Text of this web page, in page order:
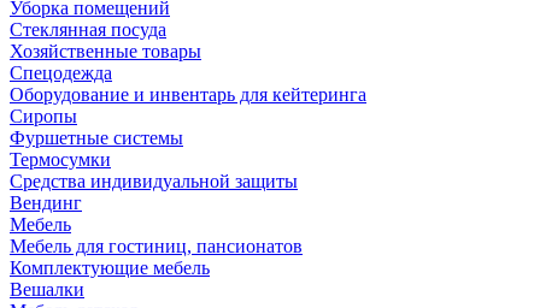
Уборка помещений
Стеклянная посуда
Хозяйственные товары
Спецодежда
Оборудование и инвентарь для кейтеринга
Сиропы
Фуршетные системы
Термосумки
Средства индивидуальной защиты
Вендинг
Мебель
Мебель для гостиниц, пансионатов
Комплектующие мебель
Вешалки